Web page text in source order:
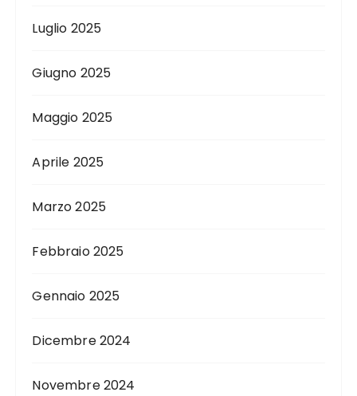
Luglio 2025
Giugno 2025
Maggio 2025
Aprile 2025
Marzo 2025
Febbraio 2025
Gennaio 2025
Dicembre 2024
Novembre 2024